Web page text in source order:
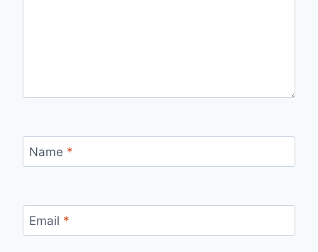
Name *
Email *